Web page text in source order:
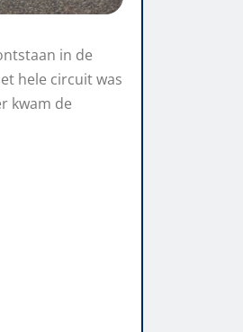
in de
hele circuit was
kwam de